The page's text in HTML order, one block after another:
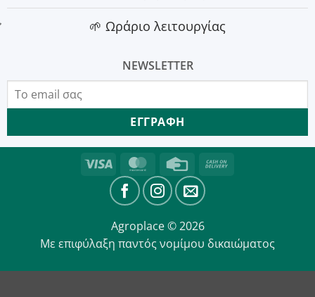
🌱 Ωράριο λειτουργίας
NEWSLETTER
Agroplace © 2026
Με επιφύλαξη παντός νομίμου δικαιώματος
Visa MasterCard
Credit
Card